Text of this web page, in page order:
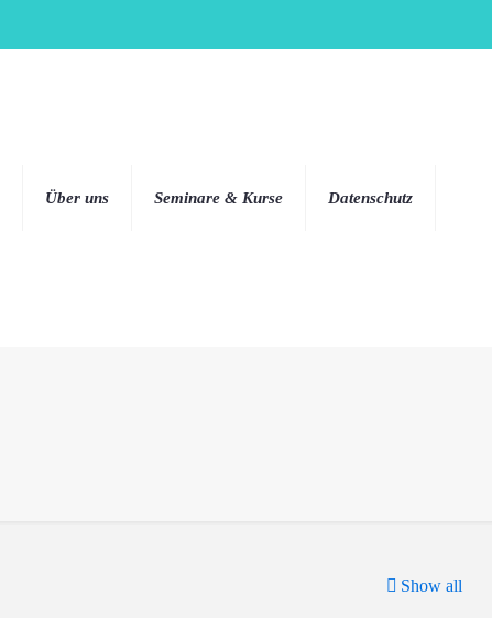
Über uns Seminare & Kurse Datenschutz
Show all